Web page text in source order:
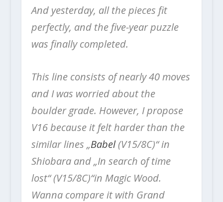
And yesterday, all the pieces fit
perfectly, and the five-year puzzle
was finally completed.
This line consists of nearly 40 moves
and I was worried about the
boulder grade. However, I propose
V16 because it felt harder than the
similar lines „Babel(V15/8C)“ in
Shiobara and „In search of time
lost“ (V15/8C)“in Magic Wood.
Wanna compare it with Grand